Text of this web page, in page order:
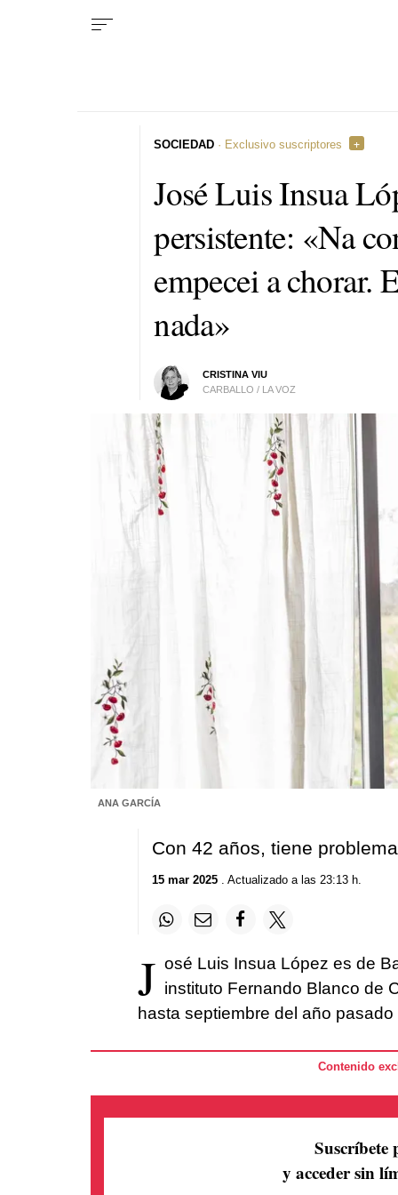
José Luis Insua
persistente: «Na
empecei a chorar.
nada»
CRISTINA VIU
CARBALLO / LA VOZ
SOCIEDAD · Exclusivo suscriptores
ANA GARCÍA
Con 42 años, tiene
15 mar 2025. Actualizado a las 23:13 h.
J osé Luis Insua López es de
instituto Fernando Blanco de
hasta septiembre del año
Contenido
Suscríbete
y acceder sin